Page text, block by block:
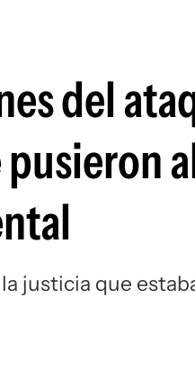
del
justicia que